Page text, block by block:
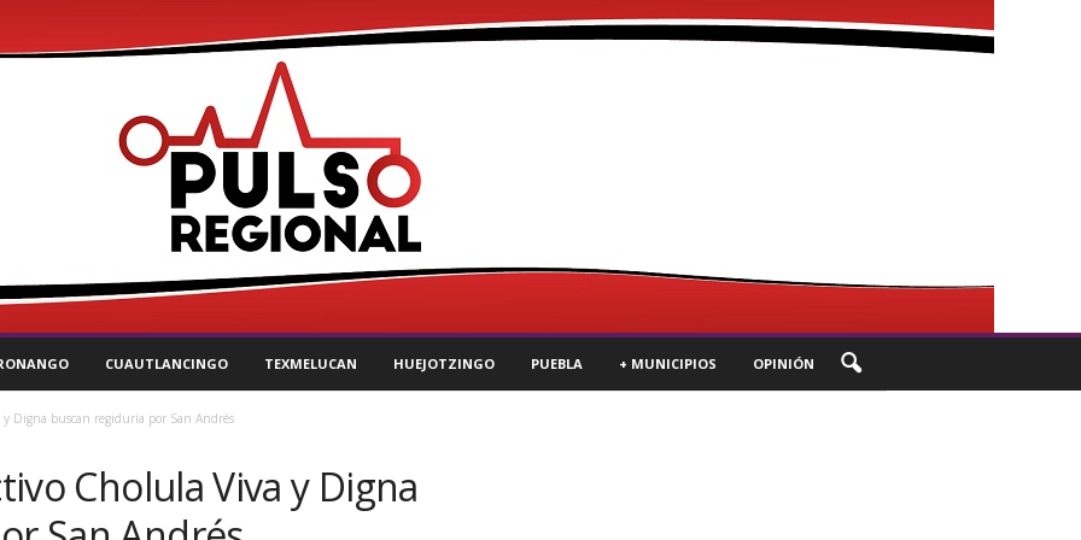
CUAUTLANCINGO TEXMELUCAN HUEJOTZINGO PUEBLA + MUNICIPIOS OPINIÓN
Digna buscan regiduría por San Andrés
Cholula Viva y Digna